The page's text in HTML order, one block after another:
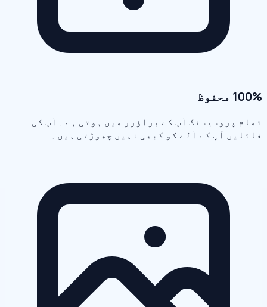
100% محفوظ
تمام پروسیسنگ آپ کے براؤزر میں ہوتی ہے۔ آپ کی
فائلیں آپ کے آلے کو کبھی نہیں چھوڑتی ہیں۔